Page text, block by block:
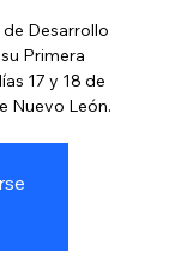
Desarrollo
Primera
17 y 18 de
Nuevo León.